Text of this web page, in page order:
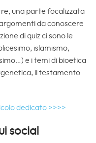
una parte focalizzata
argomenti da conoscere
di quiz ci sono le
islamismo,
e i temi di bioetica
il testamento
dedicato >>>>
social